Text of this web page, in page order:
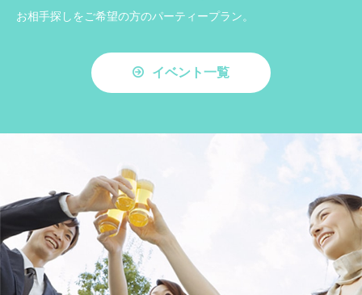
お相手探しをご希望の方のパーティープラン。
イベント一覧